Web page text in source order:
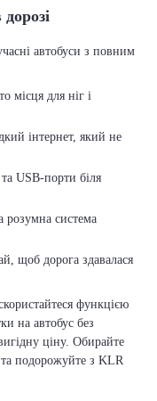
автобуси з повним
місця для ніг і
інтернет, який не
USB-порти біля
розумна система
щоб дорога здавалася
функцією
на автобус без
ціну. Обирайте
подорожуйте з KLR